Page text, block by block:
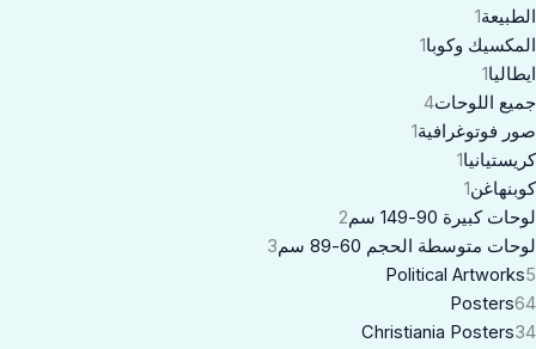
الطبيعة1
المكسيك وكوبا1
ايطاليا1
جميع اللوحات4
صور فوتوغرافية1
كريستيانيا1
كوبنهاغن1
لوحات كبيرة 90-149 سم
2
لوحات متوسطة الحجم 60-89 سم
3
Political Artworks5
Posters64
Christiania Posters34